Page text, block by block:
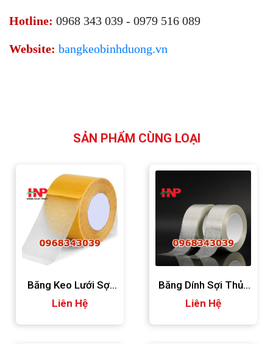
Hotline: 0968 343 039 - 0979 516 089
Website: bangkeobinhduong.vn
SẢN PHẨM CÙNG LOẠI
Băng Keo Lưới Sợi
Thủy Tinh
Liên Hệ
Băng Dính Sợi Thủy
Tinh 150micron
Liên Hệ